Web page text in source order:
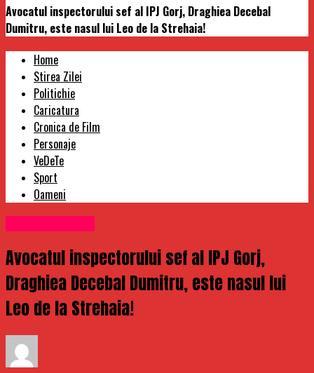
Avocatul inspectorului sef al IPJ Gorj, Draghiea Decebal
Dumitru, este nasul lui Leo de la Strehaia!
Home
Stirea Zilei
Politichie
Caricatura
Cronica de Film
Personaje
VeDeTe
Sport
Oameni
Avocatul inspectorului sef al IPJ Gorj,
Draghiea Decebal Dumitru, este nasul lui
Leo de la Strehaia!